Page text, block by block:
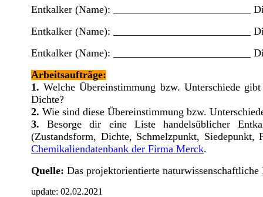
Entkalker (Name): __________________________
Entkalker (Name): __________________________
Entkalker (Name): __________________________
Arbeitsaufträge:
1.Welche Übereinstimmung bzw. Unterschiede
Dichte?
2. Wie sind diese Übereinstimmung bzw.
3. Besorge dir eine Liste handelsüblicher
(Zustandsform, Dichte, Schmelzpunkt,
Chemikaliendatenbank der Firma Merck.
Quelle: Das projektorientierte
update: 02.02.2021